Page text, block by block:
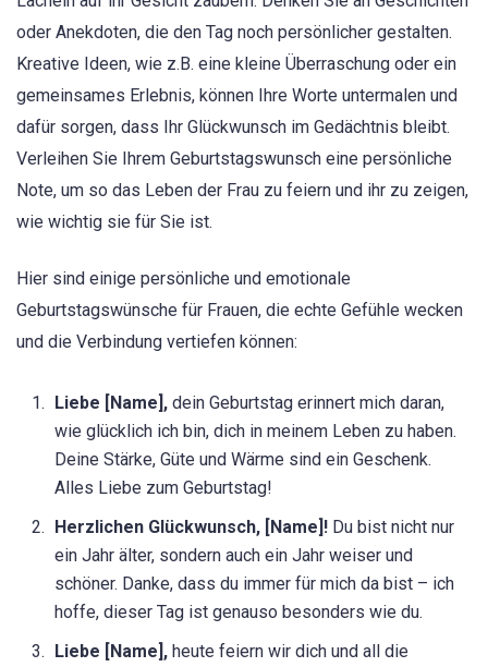
oder Anekdoten, die den Tag noch persönlicher gestalten.
Kreative Ideen, wie z.B. eine kleine Überraschung oder ein
gemeinsames Erlebnis, können Ihre Worte untermalen und
dafür sorgen, dass Ihr Glückwunsch im Gedächtnis bleibt.
Verleihen Sie Ihrem Geburtstagswunsch eine persönliche
Note, um so das Leben der Frau zu feiern und ihr zu zeigen,
wie wichtig sie für Sie ist.
Hier sind einige persönliche und emotionale
Geburtstagswünsche für Frauen, die echte Gefühle wecken
und die Verbindung vertiefen können:
Liebe [Name], dein Geburtstag erinnert mich daran,
wie glücklich ich bin, dich in meinem Leben zu haben.
Deine Stärke, Güte und Wärme sind ein Geschenk.
Alles Liebe zum Geburtstag!
Herzlichen Glückwunsch, [Name]! Du bist nicht nur
ein Jahr älter, sondern auch ein Jahr weiser und
schöner. Danke, dass du immer für mich da bist – ich
hoffe, dieser Tag ist genauso besonders wie du.
Liebe [Name], heute feiern wir dich und all die